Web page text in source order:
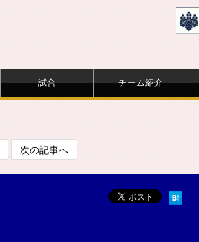
試合 チーム紹介
次の記事へ